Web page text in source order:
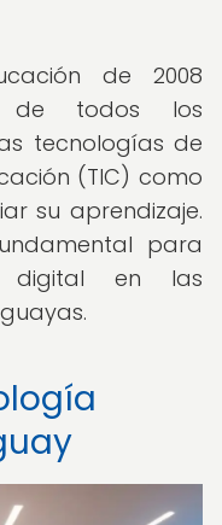
de 2008
de todos los
tecnologías de
(TIC) como
su aprendizaje.
para
digital en las